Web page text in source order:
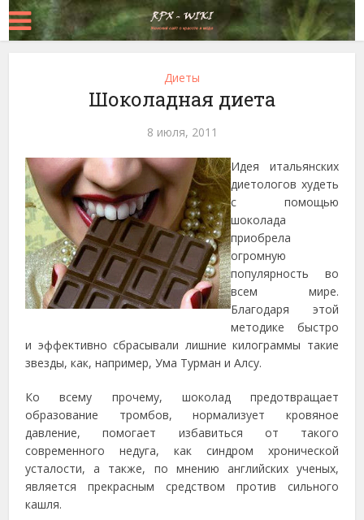
Диеты
Шоколадная диета
8 июля, 2011
Идея итальянских
диетологов худеть
с помощью
шоколада
приобрела
огромную
популярность во
всем мире.
Благодаря этой
методике быстро
и эффективно сбрасывали лишние килограммы такие
звезды, как, например, Ума Турман и Алсу.
Ко всему прочему, шоколад предотвращает
образование тромбов, нормализует кровяное
давление, помогает избавиться от такого
современного недуга, как синдром хронической
усталости, а также, по мнению английских ученых,
является прекрасным средством против сильного
кашля.